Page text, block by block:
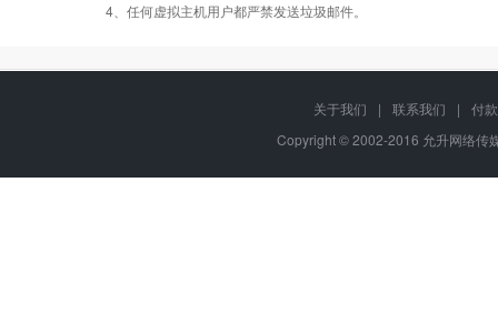
错误页面定义
数据自助恢复4、任何虚拟主机用户都严禁发送垃圾邮件。
关于我们 | 联系我们 |
付
Copyright © 2002-2016 允升网络